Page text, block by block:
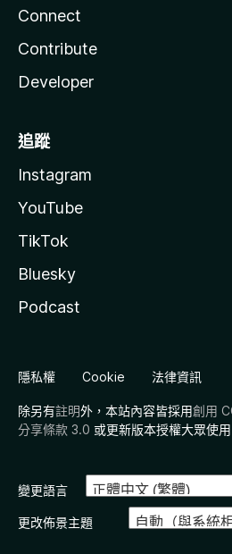
Connect
Contribute
Developer
追蹤
Instagram
YouTube
TikTok
Bluesky
Podcast
隱私權 Cookie 法律資訊
除另有註明外，本站內容皆採用創用
分享條款 3.0 或更新版本授權大眾使用
變更語言
更改佈景主題